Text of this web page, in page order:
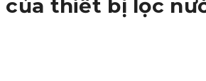
của thiết bị lọc